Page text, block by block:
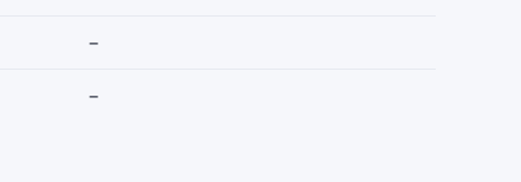
–
–